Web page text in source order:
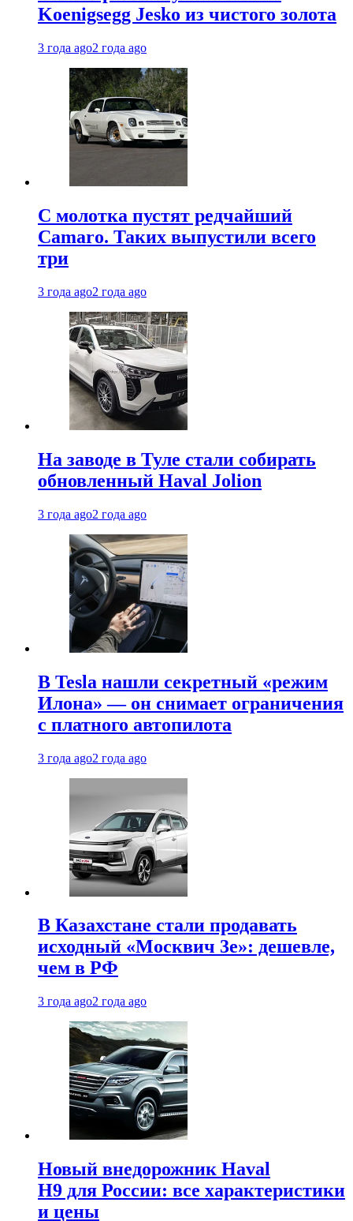
Koenigsegg Jesko из чистого золота
3 года ago2 года ago
С молотка пустят редчайший
Camaro. Таких выпустили всего
три
3 года ago2 года ago
На заводе в Туле стали собирать
обновленный Haval Jolion
3 года ago2 года ago
В Tesla нашли секретный «режим
Илона» — он снимает ограничения
с платного автопилота
3 года ago2 года ago
В Казахстане стали продавать
исходный «Москвич 3e»: дешевле,
чем в РФ
3 года ago2 года ago
Новый внедорожник Haval
H9 для России: все характеристики
и цены